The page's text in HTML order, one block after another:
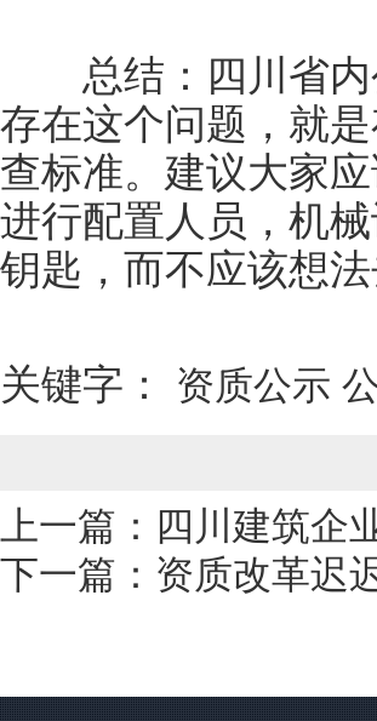
总结：四川省内
存在这个问题，就
查标准。建议大家
进行配置人员，机
钥匙，而不应该想
关键字： 资质公示
上一篇： 四川建筑企
下一篇： 资质改革迟